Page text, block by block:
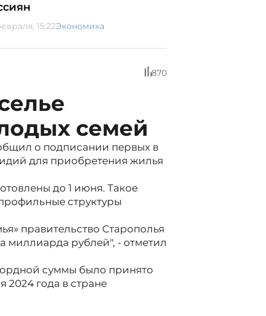
15:22Экономика
870
семей
о подписании первых в
для приобретения жилья
до 1 июня. Такое
структуры
правительство Старополья
миллиарда рублей", - отметил
суммы было принято
2024 года в стране